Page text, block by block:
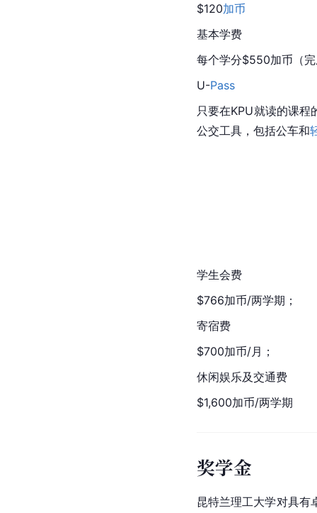
$120加币
基本学费
每个学分$550加币 （
U-Pass
只要在KPU就读的课
公交工具，包括公车和
学生会费
$766加币/两学期；
寄宿费
$700加币/月；
休闲娱乐及交通费
$1,600加币/两学期
奖学金
昆特兰理工大学对具有